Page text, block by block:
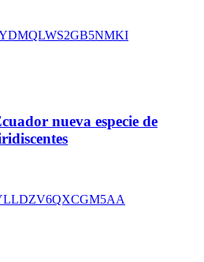
nueva especie de